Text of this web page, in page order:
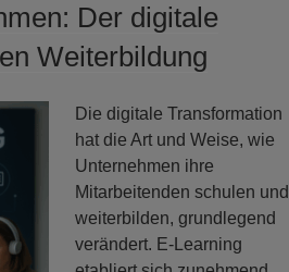
Der digitale
Weiterbildung
Die digitale Transformation
hat die Art und Weise, wie
Unternehmen ihre
Mitarbeitenden schulen und
weiterbilden, grundlegend
verändert. E-Learning